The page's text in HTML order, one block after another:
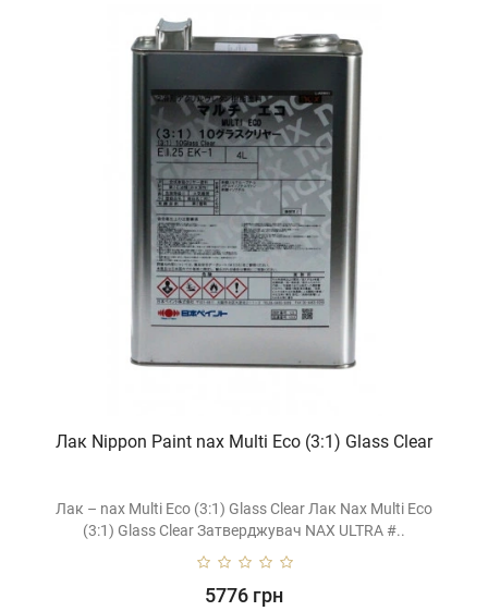
Лак Nippon Paint nax Multi Eco (3:1) Glass Clear
Лак – nax Multi Eco (3:1) Glass Clear Лак Nax Multi Eco
(3:1) Glass Clear Затверджувач NAX ULTRA #..
5776 грн